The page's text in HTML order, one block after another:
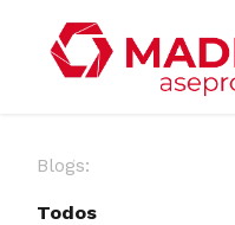
Blogs:
Todos